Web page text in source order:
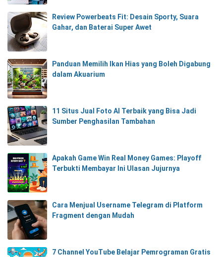
Review Powerbeats Fit: Desain Sporty, Suara
Gahar, dan Baterai Super Awet
Panduan Memilih Ikan Hias yang Boleh Digabung
dalam Akuarium
11 Situs Jual Foto AI Terbaik yang Bisa Jadi
Sumber Penghasilan Tambahan
Apakah Game Win Real Money Games: Playoff
Terbukti Membayar Ini Ulasan Jujurnya
Cara Menjual Username Telegram di Platform
Fragment dengan Mudah
7 Channel YouTube Belajar Pemrograman Gratis